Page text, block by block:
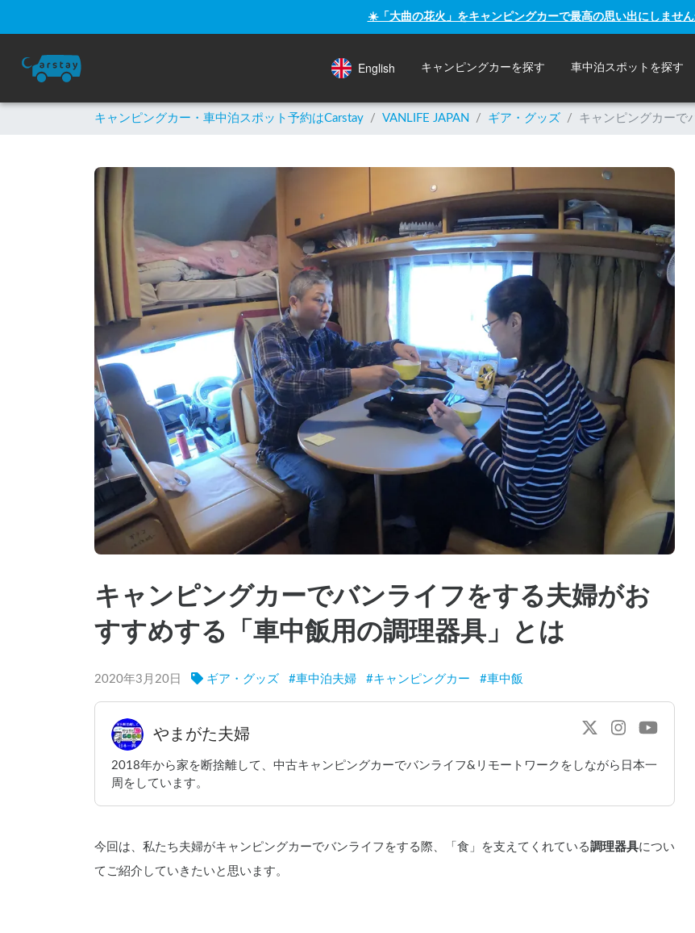
☀️「大曲の花火」をキャンピングカーで最高の思い出にしません
English キャンピングカーを探す 車中泊スポットを探す
キャンピングカー・車中泊スポット予約はCarstay / VANLIFE JAPAN / ギア・グッズ / キャンピングカーで
キャンピングカーでバンライフをする夫婦がお
すすめする「車中飯用の調理器具」とは
2020年3月20日 ギア・グッズ #車中泊夫婦 #キャンピングカー #車中飯
やまがた夫婦
2018年から家を断捨離して、中古キャンピングカーでバンライフ&リモートワークをしながら日本一
周をしています。
今回は、私たち夫婦がキャンピングカーでバンライフをする際、「食」を支えてくれている調理器具につい
てご紹介していきたいと思います。